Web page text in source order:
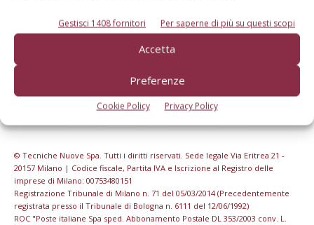
Gestisci 1408 fornitori Per saperne di più su questi scopi
Accetta
Preferenze
Cookie Policy Privacy Policy
© Tecniche Nuove Spa. Tutti i diritti riservati. Sede legale Via Eritrea 21 -
20157 Milano | Codice fiscale, Partita IVA e Iscrizione al Registro delle
imprese di Milano: 00753480151
Registrazione Tribunale di Milano n. 71 del 05/03/2014 (Precedentemente
registrata presso il Tribunale di Bologna n. 6111 del 12/06/1992)
ROC "Poste italiane Spa sped. Abbonamento Postale DL 353/2003 conv. L.